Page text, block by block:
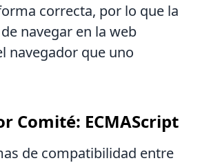
correcta, por lo que la
navegar en la web
navegador que uno
Comité: ECMAScript
de compatibilidad entre